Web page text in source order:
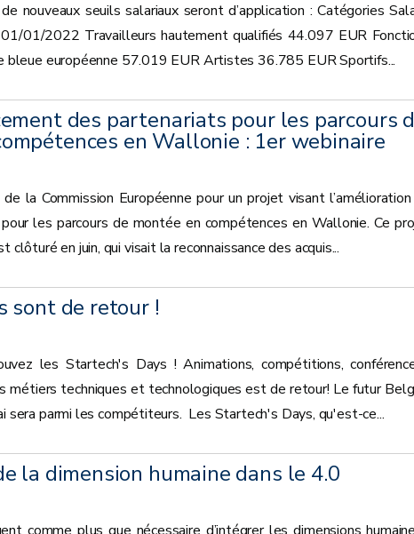
nouveaux seuils salariaux seront d’application : Catégories
01/2022 Travailleurs hautement qualifiés 44.097 EUR
bleue européenne 57.019 EUR Artistes 36.785 EUR Sportifs...
des partenariats pour les parcours
en Wallonie : 1er webinaire
la Commission Européenne pour un projet visant
les parcours de montée en compétences en Wallonie. Ce
clôturé en juin, qui visait la reconnaissance des acquis...
sont de retour !
les Startech's Days ! Animations, compétitions,
métiers techniques et technologiques est de retour! Le futur
sera parmi les compétiteurs. Les Startech's Days, qu'est-ce...
la dimension humaine dans le 4.0
comme plus que nécessaire d’intégrer les dimensions